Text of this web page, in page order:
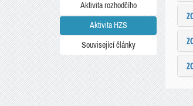
Aktivita rozhodčího
Aktivita HZS
Související články